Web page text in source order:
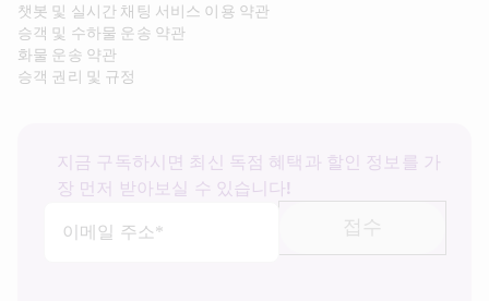
챗봇 및 실시간 채팅 서비스 이용 약관
승객 및 수하물 운송 약관
화물 운송 약관
승객 권리 및 규정
지금 구독하시면 최신 독점 혜택과 할인 정보를 가
장 먼저 받아보실 수 있습니다!
이메일 주소*
접수